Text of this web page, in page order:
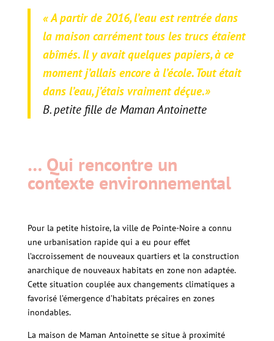
«A partir de 2016, l’eau est rentrée dans
la maison carrément tous les trucs étaient
abîmés. Il y avait quelques papiers, à ce
moment j’allais encore à l’école. Tout était
dans l’eau, j’étais vraiment déçue.»
B. petite fille de Maman Antoinette
… Qui rencontre un
contexte environnemental
Pour la petite histoire, la ville de Pointe-Noire a connu
une urbanisation rapide qui a eu pour effet
l’accroissement de nouveaux quartiers et la construction
anarchique de nouveaux habitats en zone non adaptée.
Cette situation couplée aux changements climatiques a
favorisé l’émergence d’habitats précaires en zones
inondables.
La maison de Maman Antoinette se situe à proximité